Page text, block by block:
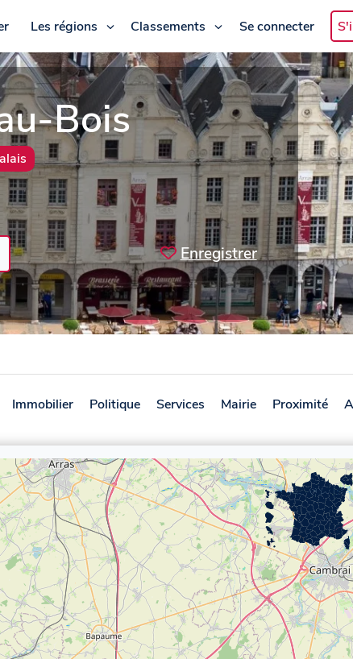
Les régions Classements Se connecter
Bois
Enregistrer
Immobilier Politique Services Mairie Proximité